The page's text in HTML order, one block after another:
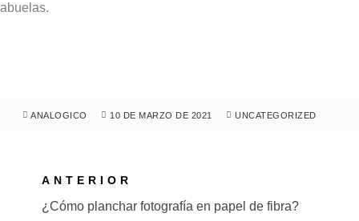
abuelas.
ANALOGICO 10 DE MARZO DE 2021 UNCATEGORIZED
ANTERIOR
¿Cómo planchar fotografía en papel de fibra?